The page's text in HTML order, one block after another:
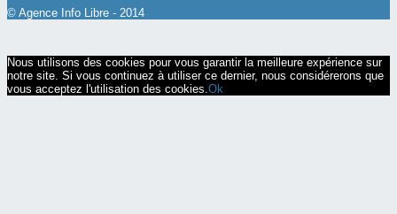
© Agence Info Libre - 2014
Nous utilisons des cookies pour vous garantir la meilleure expérience sur
notre site. Si vous continuez à utiliser ce dernier, nous considérerons que
vous acceptez l'utilisation des cookies. Ok